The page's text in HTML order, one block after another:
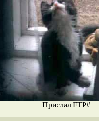
Прислал FTP#